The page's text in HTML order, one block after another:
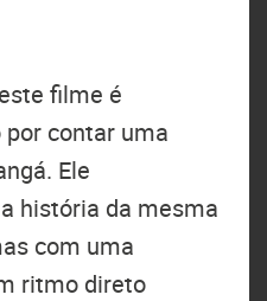
filme é
contar uma
Ele
história da mesma
com uma
ritmo direto